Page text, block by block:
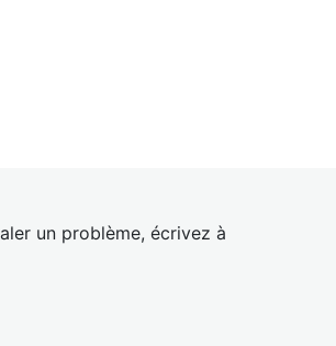
un problème, écrivez à